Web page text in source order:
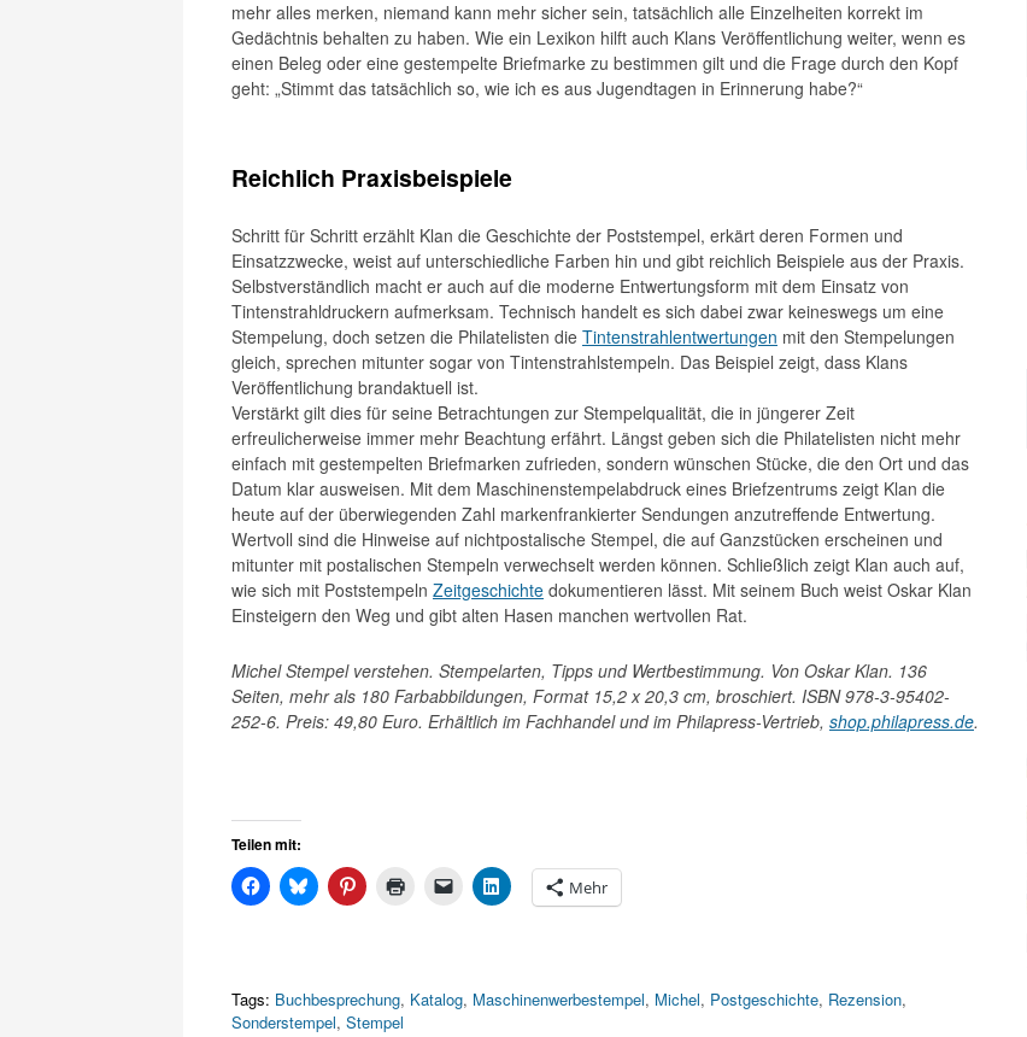
mehr alles merken, niemand kann mehr sicher sein, tatsächlich alle Einzelheiten korrekt im
Gedächtnis behalten zu haben. Wie ein Lexikon hilft auch Klans Veröffentlichung weiter, wenn es
einen Beleg oder eine gestempelte Briefmarke zu bestimmen gilt und die Frage durch den Kopf
geht: „Stimmt das tatsächlich so, wie ich es aus Jugendtagen in Erinnerung habe?“
Reichlich Praxisbeispiele
Schritt für Schritt erzählt Klan die Geschichte der Poststempel, erkärt deren Formen und
Einsatzzwecke, weist auf unterschiedliche Farben hin und gibt reichlich Beispiele aus der Praxis.
Selbstverständlich macht er auch auf die moderne Entwertungsform mit dem Einsatz von
Tintenstrahldruckern aufmerksam. Technisch handelt es sich dabei zwar keineswegs um eine
Stempelung, doch setzen die Philatelisten die Tintenstrahlentwertungen mit den Stempelungen
gleich, sprechen mitunter sogar von Tintenstrahlstempeln. Das Beispiel zeigt, dass Klans
Veröffentlichung brandaktuell ist.
Verstärkt gilt dies für seine Betrachtungen zur Stempelqualität, die in jüngerer Zeit
erfreulicherweise immer mehr Beachtung erfährt. Längst geben sich die Philatelisten nicht mehr
einfach mit gestempelten Briefmarken zufrieden, sondern wünschen Stücke, die den Ort und das
Datum klar ausweisen. Mit dem Maschinenstempelabdruck eines Briefzentrums zeigt Klan die
heute auf der überwiegenden Zahl markenfrankierter Sendungen anzutreffende Entwertung.
Wertvoll sind die Hinweise auf nichtpostalische Stempel, die auf Ganzstücken erscheinen und
mitunter mit postalischen Stempeln verwechselt werden können. Schließlich zeigt Klan auch auf,
wie sich mit Poststempeln Zeitgeschichte dokumentieren lässt. Mit seinem Buch weist Oskar Klan
Einsteigern den Weg und gibt alten Hasen manchen wertvollen Rat.
Michel Stempel verstehen. Stempelarten, Tipps und Wertbestimmung. Von Oskar Klan. 136
Seiten, mehr als 180 Farbabbildungen, Format 15,2 x 20,3 cm, broschiert. ISBN 978-3-95402-
252-6. Preis: 49,80 Euro. Erhältlich im Fachhandel und im Philapress-Vertrieb, shop.philapress.de.
Teilen mit:
Mehr
Tags: Buchbesprechung, Katalog, Maschinenwerbestempel, Michel, Postgeschichte, Rezension,
Sonderstempel, Stempel